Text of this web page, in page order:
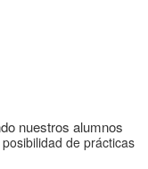
nuestros alumnos
de prácticas